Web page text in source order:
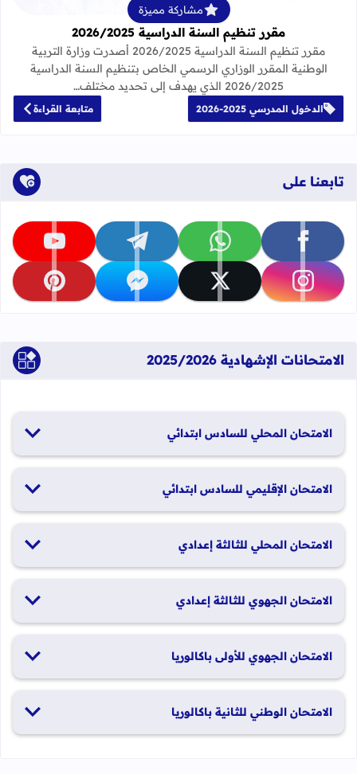
مشاركة مميزة
مقرر تنظيم السنة الدراسية 2026/2025
مقرر تنظيم السنة الدراسية 2026/2025 أصدرت وزارة التربية
الوطنية المقرر الوزاري الرسمي الخاص بتنظيم السنة الدراسية
2026/2025 الذي يهدف إلى تحديد مختلف…
الدخول المدرسي 2025-2026 متابعة القراءة
تابعنا على
تابعنا على facebook تابعنا على whatsapp تابعنا على telegram تابعنا على youtube
تابعنا على instagram تابعنا على x تابعنا على messenger تابعنا على pinterest
الامتحانات الإشهادية 2025/2026
الامتحان المحلي للسادس ابتدائي
الامتحان الإقليمي للسادس ابتدائي
الامتحان المحلي للثالثة إعدادي
الامتحان الجهوي للثالثة إعدادي
الامتحان الجهوي للأولى باكالوريا
2026
الامتحان الوطني للثانية باكالوريا